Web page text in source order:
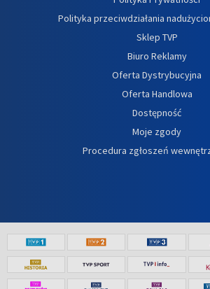
Polityka przeciwdziałania
Sklep TVP
Biuro Reklamy
Oferta Dystrybucyjna
Oferta Handlowa
Dostępność
Moje zgody
Procedura zgłoszeń